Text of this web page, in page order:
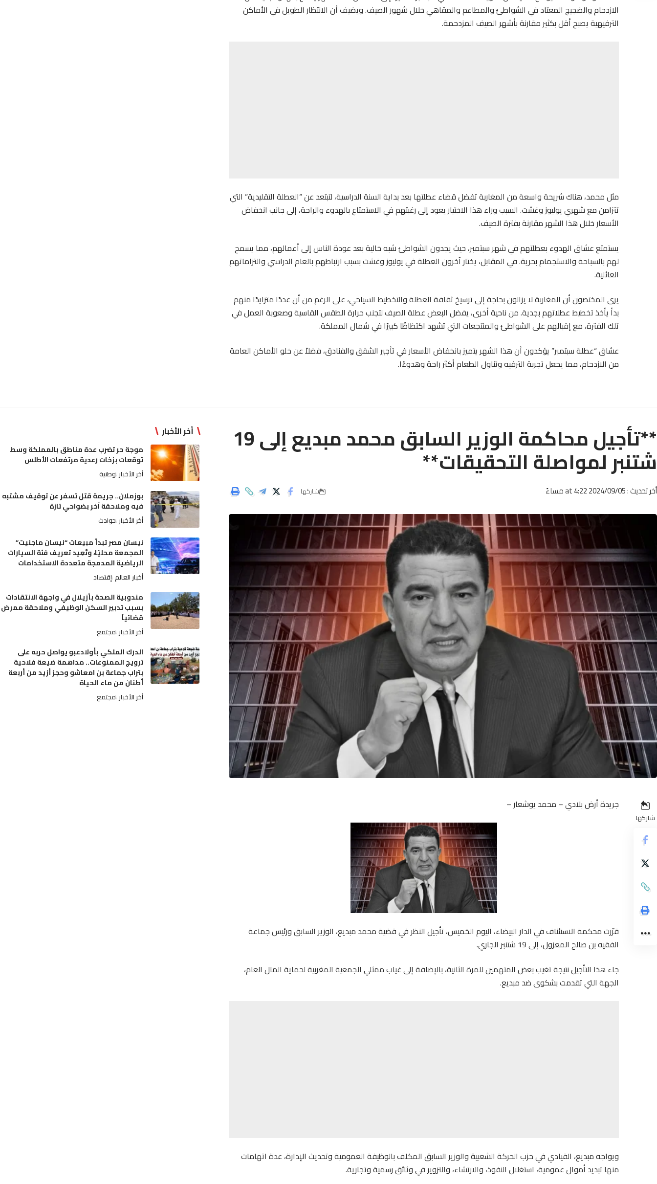
الازدحام والضجيج المعتاد في الشواطئ والمطاعم والمقاهي خلال شهور الصيف. ويضيف أن الانتظار الطويل في الأماكن
الترفيهية يصبح أقل بكثير مقارنة بأشهر الصيف المزدحمة.
مثل محمد، هناك شريحة واسعة من المغاربة تفضل قضاء عطلتها بعد بداية السنة الدراسية، لتبتعد عن “العطلة التقليدية” التي
تتزامن مع شهري يوليوز وغشت. السبب وراء هذا الاختيار يعود إلى رغبتهم في الاستمتاع بالهدوء والراحة، إلى جانب انخفاض
الأسعار خلال هذا الشهر مقارنة بفترة الصيف.
يستمتع عشاق الهدوء بعطلتهم في شهر سبتمبر، حيث يجدون الشواطئ شبه خالية بعد عودة الناس إلى أعمالهم، مما يسمح
لهم بالسباحة والاستجمام بحرية. في المقابل، يختار آخرون العطلة في يوليوز وغشت بسبب ارتباطهم بالعام الدراسي والتزاماتهم
العائلية.
يرى المختصون أن المغاربة لا يزالون بحاجة إلى ترسيخ ثقافة العطلة والتخطيط السياحي، على الرغم من أن عددًا متزايدًا منهم
بدأ يأخذ تخطيط عطلاتهم بجدية. من ناحية أخرى، يفضل البعض عطلة الصيف لتجنب حرارة الطقس القاسية وصعوبة العمل في
تلك الفترة، مع إقبالهم على الشواطئ والمنتجعات التي تشهد اكتظاظًا كبيرًا في شمال المملكة.
عشاق “عطلة سبتمبر” يؤكدون أن هذا الشهر يتميز بانخفاض الأسعار في تأجير الشقق والفنادق، فضلاً عن خلو الأماكن العامة
من الازدحام، مما يجعل تجربة الترفيه وتناول الطعام أكثر راحة وهدوءًا.
**تأجيل محاكمة الوزير السابق محمد مبديع إلى 19
شتنبر لمواصلة التحقيقات**
أخر تحديث : 2024/09/05 at 4:22 مساءً شاركها
شاركها
جريدة أرض بلادي – محمد يوشعار –
قرّرت محكمة الاستئناف في الدار البيضاء، اليوم الخميس، تأجيل النظر في قضية محمد مبديع، الوزير السابق ورئيس جماعة
الفقيه بن صالح المعزول، إلى 19 شتنبر الجاري.
جاء هذا التأجيل نتيجة تغيب بعض المتهمين للمرة الثانية، بالإضافة إلى غياب ممثلي الجمعية المغربية لحماية المال العام،
الجهة التي تقدمت بشكوى ضد مبديع.
ويواجه مبديع، القيادي في حزب الحركة الشعبية والوزير السابق المكلف بالوظيفة العمومية وتحديث الإدارة، عدة اتهامات
منها تبديد أموال عمومية، استغلال النفوذ، والارتشاء، والتزوير في وثائق رسمية وتجارية.
أخر الأخبار
موجة حر تضرب عدة مناطق بالمملكة وسط
توقعات بزخات رعدية مرتفعات الأطلس
أخر الأخبار وطنية
بوزملان.. جريمة قتل تسفر عن توقيف مشتبه
فيه وملاحقة آخر بضواحي تازة
أخر الأخبار حوادث
نيسان مصر تبدأ مبيعات “نيسان ماجنيت”
المجمعة محليًا، وتُعِيد تعريف فئة السيارات
الرياضية المدمجة متعددة الاستخدامات
أخبار العالم إقتصاد
مندوبية الصحة بأزيلال في واجهة الانتقادات
بسبب تدبير السكن الوظيفي وملاحقة ممرض
قضائياً
أخر الأخبار مجتمع
الدرك الملكي بأولادعبو يواصل حربه على
ترويج الممنوعات.. مداهمة ضيعة فلاحية
بتراب جماعة بن امعاشو وحجز أزيد من أربعة
أطنان من ماء الحياة
أخر الأخبار مجتمع